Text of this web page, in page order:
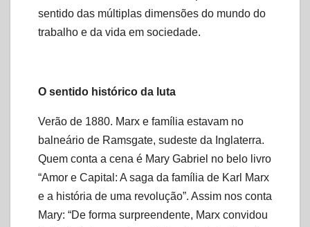
sentido das múltiplas dimensões do mundo do
trabalho e da vida em sociedade.
O sentido histórico da luta
Verão de 1880. Marx e família estavam no
balneário de Ramsgate, sudeste da Inglaterra.
Quem conta a cena é Mary Gabriel no belo livro
“Amor e Capital: A saga da família de Karl Marx
e a história de uma revolução”. Assim nos conta
Mary: “De forma surpreendente, Marx convidou